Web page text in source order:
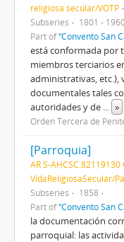
religiosa secular/VOTP
Subseries
1801 -
Part of“Convento San
está conformada por
miembros terciarios
administrativas, etc.),
documentales tales
autoridades y de ... »
Orden Tercera de
[Parroquia]
AR S-
VidaReligiosaSecular/
Subseries
1858
Part of“Convento San
la documentación
parroquial: las